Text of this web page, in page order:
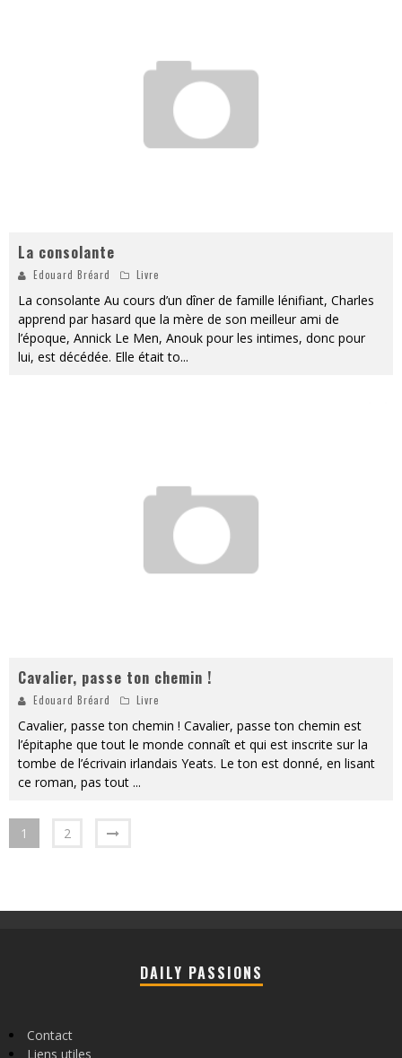
La consolante
Edouard Bréard Livre
La consolante Au cours d’un dîner de famille lénifiant, Charles
apprend par hasard que la mère de son meilleur ami de
l’époque, Annick Le Men, Anouk pour les intimes, donc pour
lui, est décédée. Elle était to...
Cavalier, passe ton chemin !
Edouard Bréard Livre
Cavalier, passe ton chemin ! Cavalier, passe ton chemin est
l’épitaphe que tout le monde connaît et qui est inscrite sur la
tombe de l’écrivain irlandais Yeats. Le ton est donné, en lisant
ce roman, pas tout ...
1 2
DAILY PASSIONS
Contact
Liens utiles